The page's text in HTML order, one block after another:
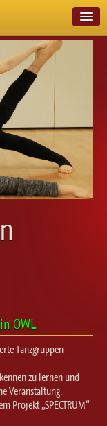
OWL
Tanzgruppen
zu lernen und
Veranstaltung.
Projekt „SPECTRUM“